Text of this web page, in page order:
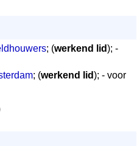
; (werkend lid); -
; (werkend lid); - voor